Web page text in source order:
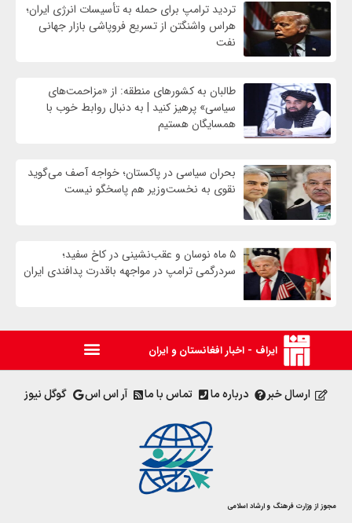
تردید ترامپ برای حمله به تأسیسات انرژی ایران؛
هراس واشنگتن از تسریع فروپاشی بازار جهانی
نفت
طالبان به کشورهای منطقه: از «مزاحمت‌های
سیاسی» پرهیز کنید | به دنبال روابط خوب با
همسایگان هستیم
بحران سیاسی در پاکستان؛ خواجه آصف می‌گوید
نقوی به نخست‌وزیر هم پاسخگو نیست
۵ ماه نوسان و عقب‌نشینی در کاخ سفید؛
سردرگمی ترامپ در مواجهه باقدرت پدافندی ایران
ایراف - اخبار افغانستان و ایران
ارسال خبر درباره ما تماس با ما آر اس اس گوگل نیوز
مجوز از وزارت فرهنگ و ارشاد اسلامی